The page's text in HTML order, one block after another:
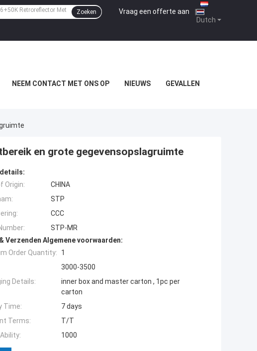
Dutch
Vraag een offerte aan |
Zoeken
NEEM CONTACT MET ONS OP NIEUWS GEVALLEN
en grote gegevensopslagruimte
Origin:
CHINA
STP
CCC
STP-MR
Verzenden Algemene voorwaarden:
Order Quantity:
1
3000-3500
Details:
inner box and master carton , 1pc per
carton
Time:
7 days
Terms:
T/T
1000